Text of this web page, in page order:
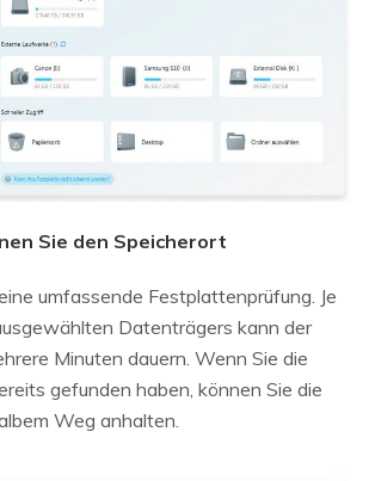
Sie den Speicherort
umfassende Festplattenprüfung. Je
Datenträgers kann der
Minuten dauern. Wenn Sie die
gefunden haben, können Sie die
Weg anhalten.